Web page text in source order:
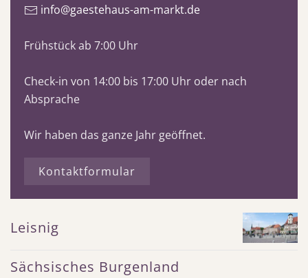
info@gaestehaus-am-markt.de
Frühstück ab 7:00 Uhr
Check-in von 14:00 bis 17:00 Uhr oder nach
Absprache
Wir haben das ganze Jahr geöffnet.
Kontaktformular
Leisnig
Sächsisches Burgenland